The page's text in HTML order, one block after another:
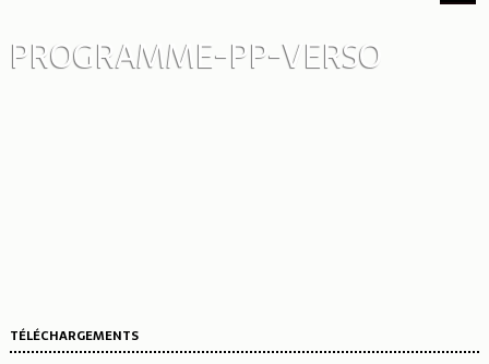
PROGRAMME-PP-VERSO
TÉLÉCHARGEMENTS